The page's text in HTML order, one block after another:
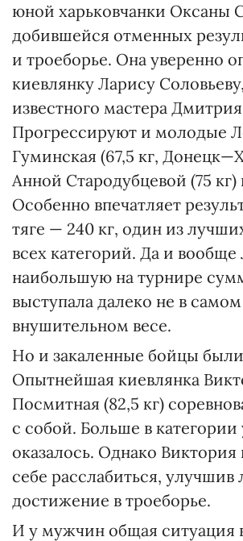
юной харьковчанки Оксаны
добившейся отменных
и троеборье. Она уверенно
киевлянку Ларису
известного мастера
Прогрессируют и молодые
Гуминская (67,5 кг,
Анной Стародубцевой (75 кг)
Особенно впечатляет
тяге — 240 кг, один из
всех категорий. Да и вообще
наибольшую на турнире
выступала далеко не в самом
внушительном весе.
Но и закаленные бойцы
Опытнейшая киевлянка
Посмитная (82,5 кг)
с собой. Больше в категории
оказалось. Однако Виктория
себе расслабиться, улучшив
достижение в троеборье.
И у мужчин общая ситуация